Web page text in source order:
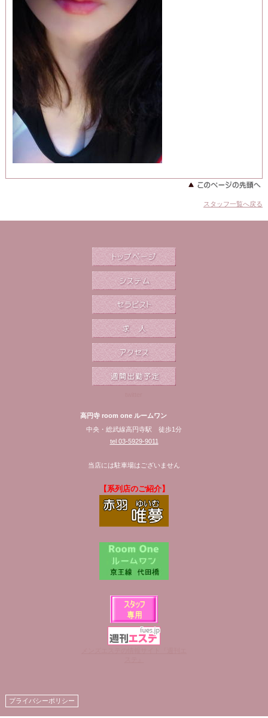
スタッフ一覧へ戻る
高円寺 room one ルームワン
中央・総武線高円寺駅 徒歩1分
tel 03-5929-9011
当店には駐車場はございません
【系列店のご紹介】
プライバシーポリシー